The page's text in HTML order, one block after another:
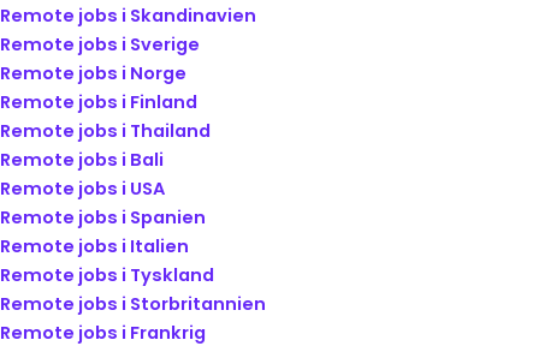
Remote jobs i Skandinavien
Remote jobs i Sverige
Remote jobs i Norge
Remote jobs i Finland
Remote jobs i Thailand
Remote jobs i Bali
Remote jobs i USA
Remote jobs i Spanien
Remote jobs i Italien
Remote jobs i Tyskland
Remote jobs i Storbritannien
Remote jobs i Frankrig